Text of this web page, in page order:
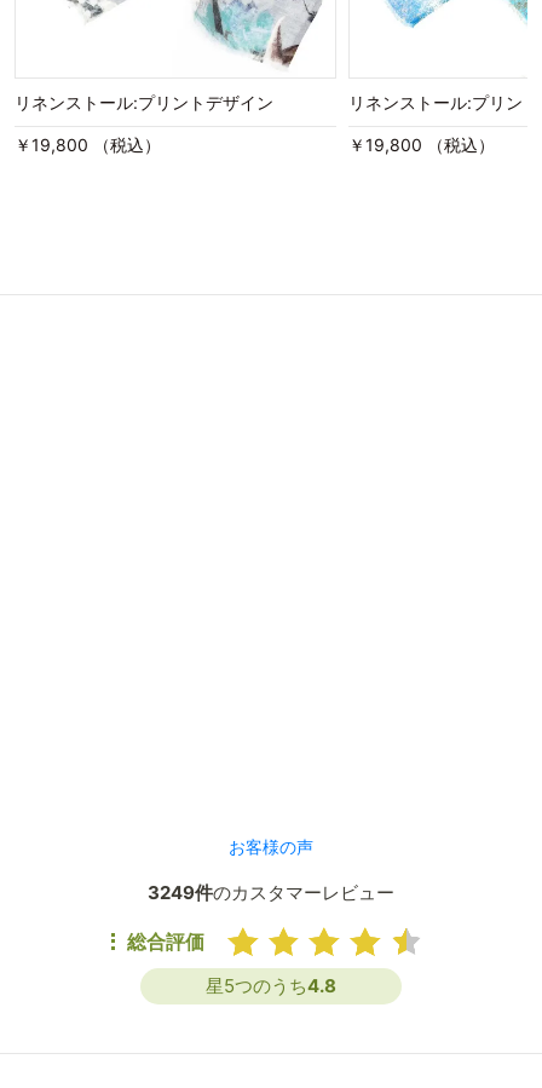
リネンストール:プリントデザイン
￥19,800 （税込）
リネンストール:プリン
￥19,800 （税込）
お客様の声
3249件のカスタマーレビュー
総合評価
星5つのうち4.8